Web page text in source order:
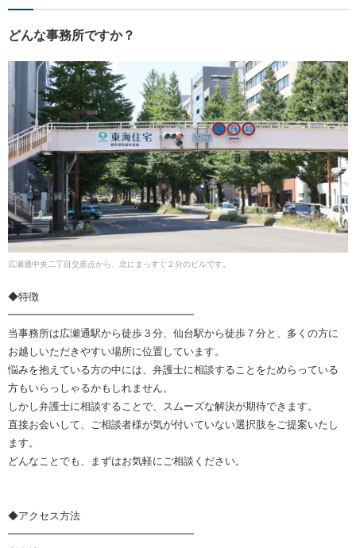
どんな事務所ですか？
広瀬通中央二丁目交差点から、北にまっすぐ２分のビルです。
◆特徴
━━━━━━━━━━━━━━━━━━
当事務所は広瀬通駅から徒歩３分、仙台駅から徒歩７分と、多くの方に
お越しいただきやすい場所に位置しています。
悩みを抱えている方の中には、弁護士に相談することをためらっている
方もいらっしゃるかもしれません。
しかし弁護士に相談することで、スムーズな解決が期待できます。
直接お会いして、ご相談者様が気が付いていない選択肢をご提案いたし
ます。
どんなことでも、まずはお気軽にご相談ください。
◆アクセス方法
━━━━━━━━━━━━━━━━━━